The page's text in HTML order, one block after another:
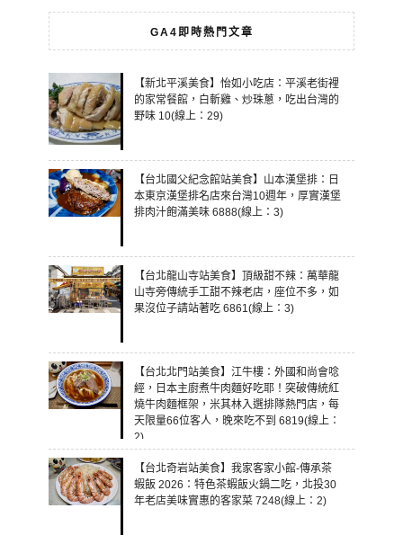
GA4即時熱門文章
【新北平溪美食】怡如小吃店：平溪老街裡
的家常餐館，白斬雞、炒珠蔥，吃出台灣的
野味 10(線上：29)
【台北國父紀念館站美食】山本漢堡排：日
本東京漢堡排名店來台灣10週年，厚實漢堡
排肉汁飽滿美味 6888(線上：3)
【台北龍山寺站美食】頂級甜不辣：萬華龍
山寺旁傳統手工甜不辣老店，座位不多，如
果沒位子請站著吃 6861(線上：3)
【台北北門站美食】江牛樓：外國和尚會唸
經，日本主廚煮牛肉麵好吃耶！突破傳統紅
燒牛肉麵框架，米其林入選排隊熱門店，每
天限量66位客人，晚來吃不到 6819(線上：
2)
【台北奇岩站美食】我家客家小館-傳承茶
蝦飯 2026：特色茶蝦飯火鍋二吃，北投30
年老店美味實惠的客家菜 7248(線上：2)